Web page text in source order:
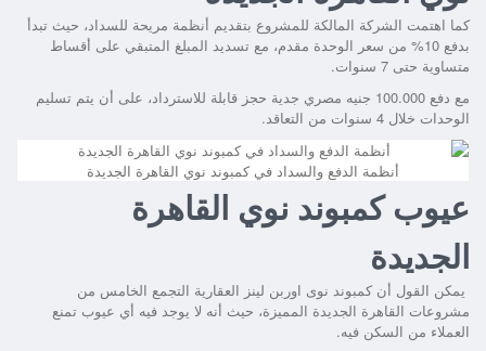
كما اهتمت الشركة المالكة للمشروع بتقديم أنظمة مريحة للسداد، حيث تبدأ
بدفع 10% من سعر الوحدة مقدم، مع تسديد المبلغ المتبقي على أقساط
متساوية حتى 7 سنوات.
مع دفع 100.000 جنيه مصري جدية حجز قابلة للاسترداد، على أن يتم تسليم
الوحدات خلال 4 سنوات من التعاقد.
أنظمة الدفع والسداد في كمبوند نوي القاهرة الجديدة
عيوب كمبوند نوي القاهرة
الجديدة
يمكن القول أن كمبوند نوى اوربن لينز العقارية التجمع الخامس من
مشروعات القاهرة الجديدة المميزة، حيث أنه لا يوجد فيه أي عيوب تمنع
العملاء من السكن فيه.